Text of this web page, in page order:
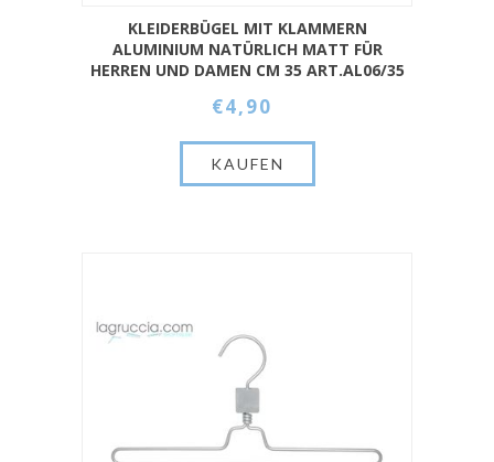
KLEIDERBÜGEL MIT KLAMMERN
ALUMINIUM NATÜRLICH MATT FÜR
HERREN UND DAMEN CM 35 ART.AL06/35
€4,90